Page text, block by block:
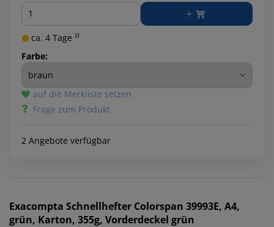
Menge
ca. 4 Tage ²⁾
Farbe:
auf die Merkliste setzen
Frage zum Produkt
2 Angebote verfügbar
Exacompta Schnellhefter Colorspan 39993E, A4,
grün, Karton, 355g, Vorderdeckel grün